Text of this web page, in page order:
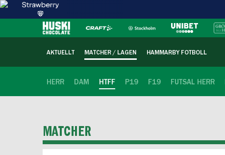
AKTUELLT MATCHER / LAGEN HAMMARBY FOTBOLL
HERR DAM HTFF P19 F19 FUTSAL HERR
MATCHER